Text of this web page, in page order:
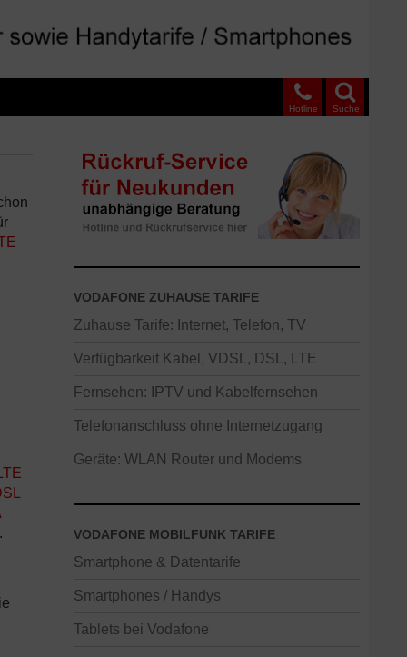
Suche
Hotline
VODAFONE ZUHAUSE TARIFE
Zuhause Tarife: Internet, Telefon, TV
Verfügbarkeit Kabel, VDSL, DSL, LTE
Fernsehen: IPTV und Kabelfernsehen
Telefonanschluss ohne Internetzugang
Geräte: WLAN Router und Modems
VODAFONE MOBILFUNK TARIFE
Smartphone & Datentarife
Smartphones / Handys
Tablets bei Vodafone